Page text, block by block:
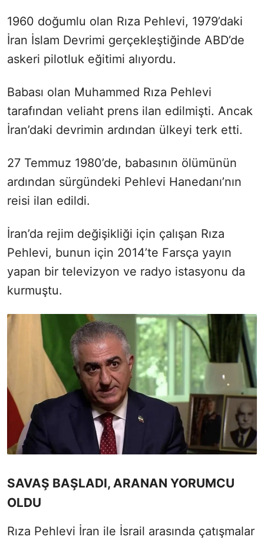
1960 doğumlu olan Rıza Pehlevi, 1979’daki
İran İslam Devrimi gerçekleştiğinde ABD’de
askeri pilotluk eğitimi alıyordu.
Babası olan Muhammed Rıza Pehlevi
tarafından veliaht prens ilan edilmişti. Ancak
İran’daki devrimin ardından ülkeyi terk etti.
27 Temmuz 1980’de, babasının ölümünün
ardından sürgündeki Pehlevi Hanedanı’nın
reisi ilan edildi.
İran’da rejim değişikliği için çalışan Rıza
Pehlevi, bunun için 2014’te Farsça yayın
yapan bir televizyon ve radyo istasyonu da
kurmuştu.
SAVAŞ BAŞLADI, ARANAN YORUMCU
OLDU
Rıza Pehlevi İran ile İsrail arasında çatışmalar